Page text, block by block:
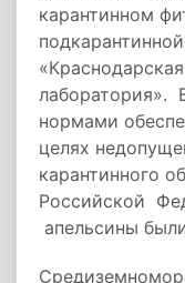
карантинном
лаборатория».
нормами
целях
карантинного
Российской
апельсины